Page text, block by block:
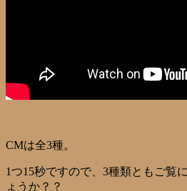
CMは全3種。
1つ15秒ですので、3種類ともご覧
ょうか？？